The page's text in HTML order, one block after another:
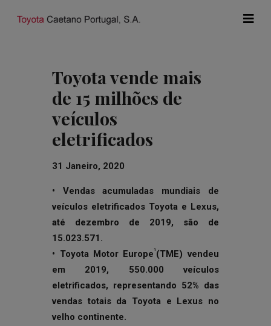
Toyota vende mais
de 15 milhões de
veículos
eletrificados
31 Janeiro, 2020
• Vendas acumuladas mundiais de
veículos eletrificados Toyota e Lexus,
até dezembro de 2019, são de
15.023.571.
• Toyota Motor Europe¹(TME) vendeu
em 2019, 550.000 veículos
eletrificados, representando 52% das
vendas totais da Toyota e Lexus no
velho continente.